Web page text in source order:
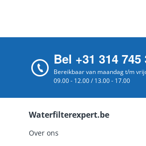
Bel +31 314 745
Bereikbaar van maandag t/m
09.00 - 12.00 / 13.00 - 17.00
Waterfilterexpert.be
Over ons